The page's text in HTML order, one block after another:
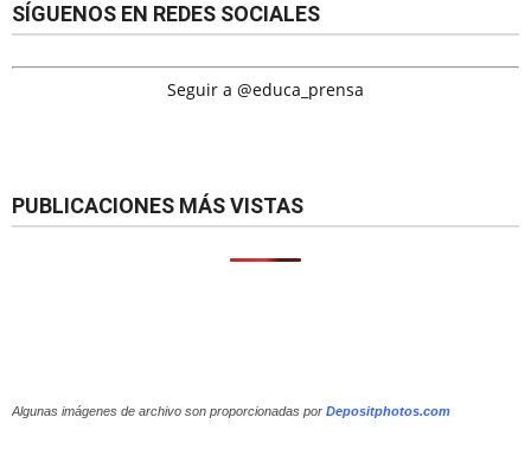
SÍGUENOS EN REDES SOCIALES
Seguir a @educa_prensa
PUBLICACIONES MÁS VISTAS
Algunas imágenes de archivo son proporcionadas por Depositphotos.com